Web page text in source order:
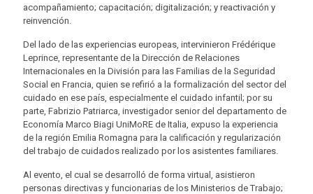
acompañamiento; capacitación; digitalización; y reactivación y
reinvención.
Del lado de las experiencias europeas, intervinieron Frédérique
Leprince, representante de la Dirección de Relaciones
Internacionales en la División para las Familias de la Seguridad
Social en Francia, quien se refirió a la formalización del sector del
cuidado en ese país, especialmente el cuidado infantil; por su
parte, Fabrizio Patriarca, investigador senior del departamento de
Economía Marco Biagi UniMoRE de Italia, expuso la experiencia
de la región Emilia Romagna para la calificación y regularización
del trabajo de cuidados realizado por los asistentes familiares.
Al evento, el cual se desarrolló de forma virtual, asistieron
personas directivas y funcionarias de los Ministerios de Trabajo;